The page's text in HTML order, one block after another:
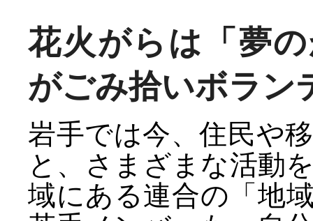
花火がらは「夢
がごみ拾いボラン
岩手では今、住民や
と、さまざまな活動
域にある連合の「地